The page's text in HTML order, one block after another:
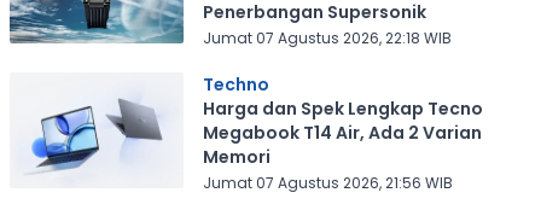
Penerbangan Supersonik
Jumat 07 Agustus 2026, 22:18 WIB
Techno
Harga dan Spek Lengkap Tecno
Megabook T14 Air, Ada 2 Varian
Memori
Jumat 07 Agustus 2026, 21:56 WIB